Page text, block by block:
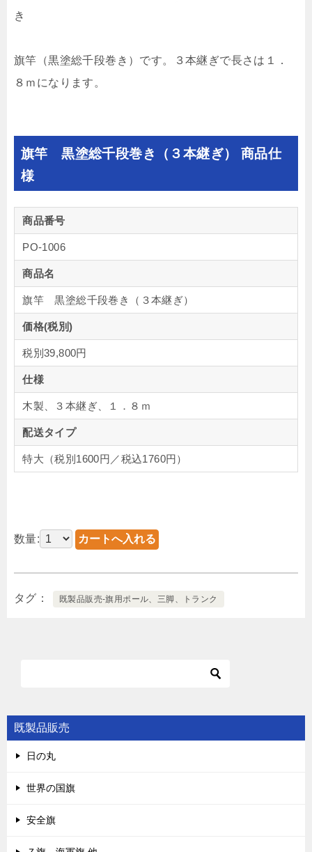
き
旗竿（黒塗総千段巻き）です。３本継ぎで長さは１．
８ｍになります。
旗竿 黒塗総千段巻き（３本継ぎ） 商品仕
様
商品番号
PO-1006
商品名
旗竿 黒塗総千段巻き（３本継ぎ）
価格(税別)
税別39,800円
仕様
木製、３本継ぎ、１．８ｍ
配送タイプ
特大（税別1600円／税込1760円）
数量:
タグ 既製品販売-旗用ポール、三脚、トランク
既製品販売
日の丸
世界の国旗
安全旗